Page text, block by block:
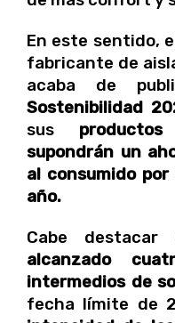
En este sentido,
fabricante de
acaba de
Sostenibilidad
sus
supondrán un
al consumido
año.
Cabe
alcanzado
intermedios de
fecha límite de